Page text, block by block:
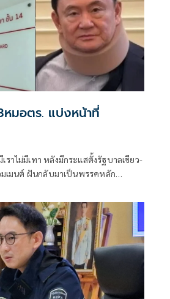
มอตร. แบ่งหน้าที่
ราไม่มีเทา หลังมีกระแสตั้งรัฐบาลเขียว-
มเมนต์ ฝันกลับมาเป็นพรรคหลัก